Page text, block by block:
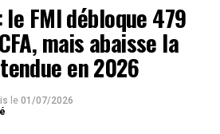
le FMI débloque 479
mais abaisse la
en 2026
le 01/07/2026